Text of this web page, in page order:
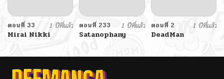
ตอนที่ 33
1 ปีที่แล้ว
Mirai Nikki
ตอนที่ 233
1 ปีที่แล้ว
Satanophany
ตอนที่ 2
1 ปีที่แล้ว
DeadMan